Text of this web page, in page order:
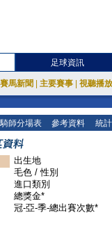
足球資訊
賽馬新聞 主要賽事 視聽播
騎師分場表 參考資料 統
出生地
毛色 / 性別
進口類別
總獎金*
冠-亞-季-總出賽次數*